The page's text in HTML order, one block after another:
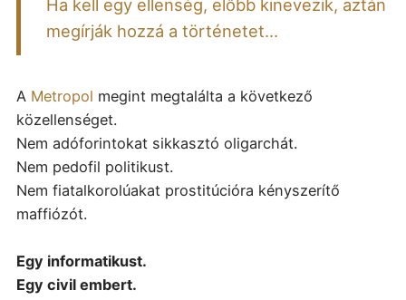
Ha kell egy ellenség, előbb kinevezik, aztán
megírják hozzá a történetet...
A Metropol megint megtalálta a következő
közellenséget.
Nem adóforintokat sikkasztó oligarchát.
Nem pedofil politikust.
Nem fiatalkorolúakat prostitúcióra kényszerítő
maffiózót.
Egy informatikust.
Egy civil embert.